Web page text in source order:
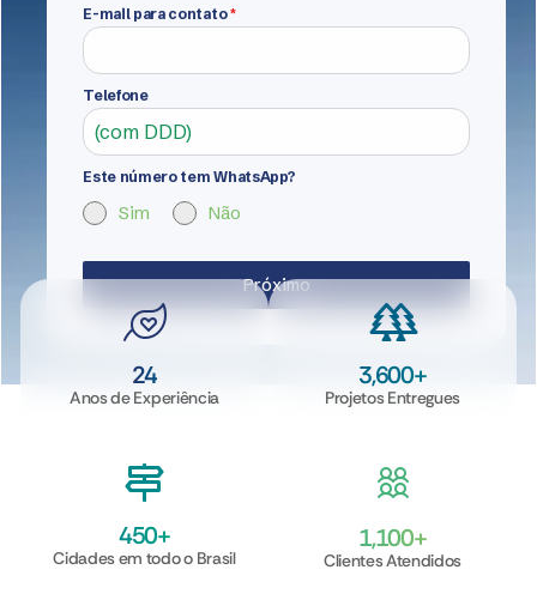
E-mail para contato*
Telefone
Este número tem WhatsApp?
Sim Não
Próximo
24
Anos de Experiência
3,600+
Projetos Entregues
450+
Cidades em todo o Brasil
1,100+
Clientes Atendidos